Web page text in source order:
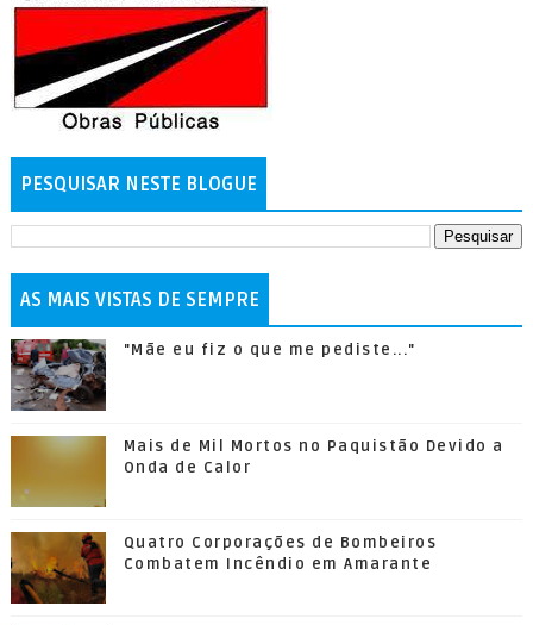
PESQUISAR NESTE BLOGUE
AS MAIS VISTAS DE SEMPRE
"Mãe eu fiz o que me pediste..."
Mais de Mil Mortos no Paquistão Devido a
Onda de Calor
Quatro Corporações de Bombeiros
Combatem Incêndio em Amarante